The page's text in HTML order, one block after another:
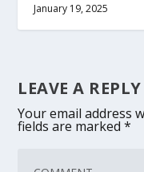
January 19, 2025
LEAVE A REPLY
Your email address
fields are marked*